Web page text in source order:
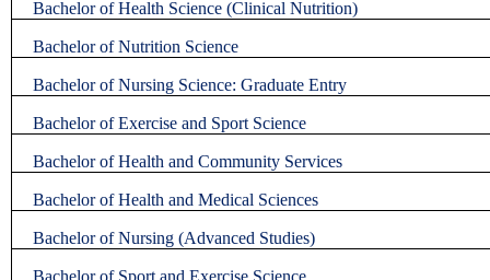
Bachelor of Health Science (Clinical Nutrition)
Bachelor of Nutrition Science
Bachelor of Nursing Science: Graduate Entry
Bachelor of Exercise and Sport Science
Bachelor of Health and Community Services
Bachelor of Health and Medical Sciences
Bachelor of Nursing (Advanced Studies)
Bachelor of Sport and Exercise Science